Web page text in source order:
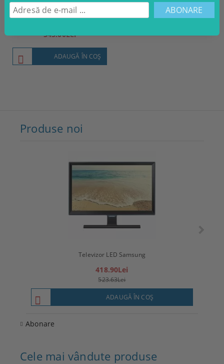
Set Dining
545.00Lei
ADAUGĂ ÎN COŞ
Produse noi
Televizor LED Samsung
418.90Lei
523.63Lei
ADAUGĂ ÎN COŞ
Abonare
Cele mai vândute produse